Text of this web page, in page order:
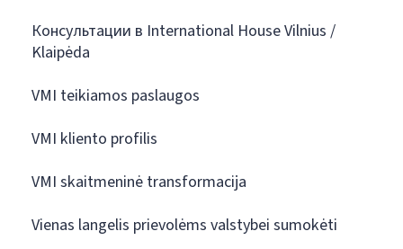
Консультации в International House Vilnius /
Klaipėda
VMI teikiamos paslaugos
VMI kliento profilis
VMI skaitmeninė transformacija
Vienas langelis prievolėms valstybei sumokėti